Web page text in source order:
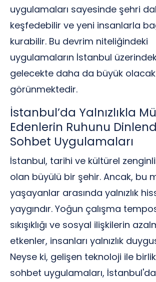
uygulamaları sayesinde şehri
keşfedebilir ve yeni insanlarla
kurabilir. Bu devrim niteliğindeki
uygulamaların İstanbul
gelecekte daha da büyük
görünmektedir.
İstanbul’da Yalnızlıkla
Edenlerin Ruhunu
Sohbet Uygulamaları
İstanbul, tarihi ve kültürel
olan büyülü bir şehir. Ancak, bu
yaşayanlar arasında yalnızlık
yaygındır. Yoğun çalışma
sıkışıklığı ve sosyal ilişkilerin
etkenler, insanları yalnızlık
Neyse ki, gelişen teknoloji ile
sohbet uygulamaları, İstanbul'da